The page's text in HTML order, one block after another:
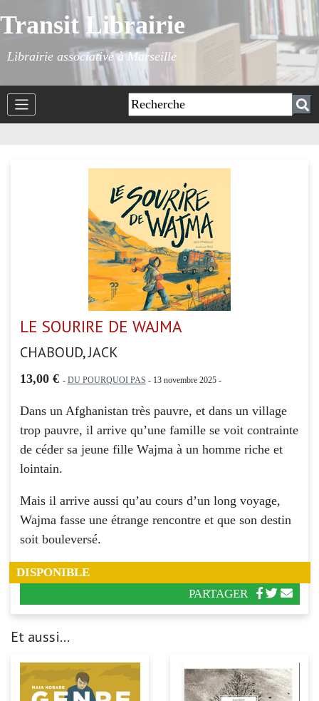
Transit Librairie
Librairie associative à Marseille
LE SOURIRE DE WAJMA
CHABOUD, JACK
13,00 € - DU POURQUOI PAS - 13 novembre 2025 -
Dans un Afghanistan très pauvre, et dans un village
trop pauvre, il arrive qu’une famille se voit contrainte
de céder sa jeune fille Wajma à un homme riche et
lointain.
Mais il arrive aussi qu’au cours d’un long voyage,
Wajma fasse une étrange rencontre et que son destin
soit bouleversé.
DISPONIBLE
PARTAGER
Et aussi...